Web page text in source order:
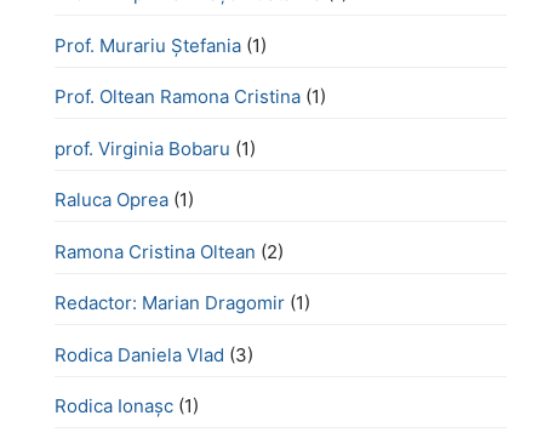
Prof. Murariu Ștefania (1)
Prof. Oltean Ramona Cristina (1)
prof. Virginia Bobaru (1)
Raluca Oprea (1)
Ramona Cristina Oltean (2)
Redactor: Marian Dragomir (1)
Rodica Daniela Vlad (3)
Rodica Ionașc (1)